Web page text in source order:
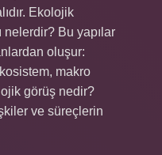
Ekolojik
nelerdir? Bu yapılar
oluşur:
makro
görüş nedir?
ve süreçlerin